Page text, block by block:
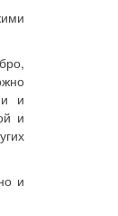
и
и
и